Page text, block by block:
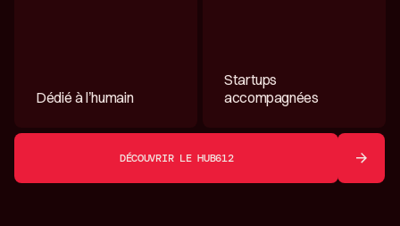
Dédié à l’humain
Startups
accompagnées
DÉCOUVRIR LE HUB612